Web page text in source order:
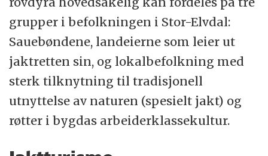
grupper i befolkningen i Stor-Elvdal:
Sauebøndene, landeierne som leier ut
jaktretten sin, og lokalbefolkning med
sterk tilknytning til tradisjonell
utnyttelse av naturen (spesielt jakt) og
røtter i bygdas arbeiderklassekultur.